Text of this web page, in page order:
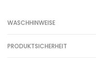
WASCHHINWEISE
PRODUKTSICHERHEIT